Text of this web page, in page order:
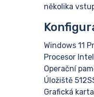
několika
Windows 11
Procesor
Operační
Úložiště
Grafická